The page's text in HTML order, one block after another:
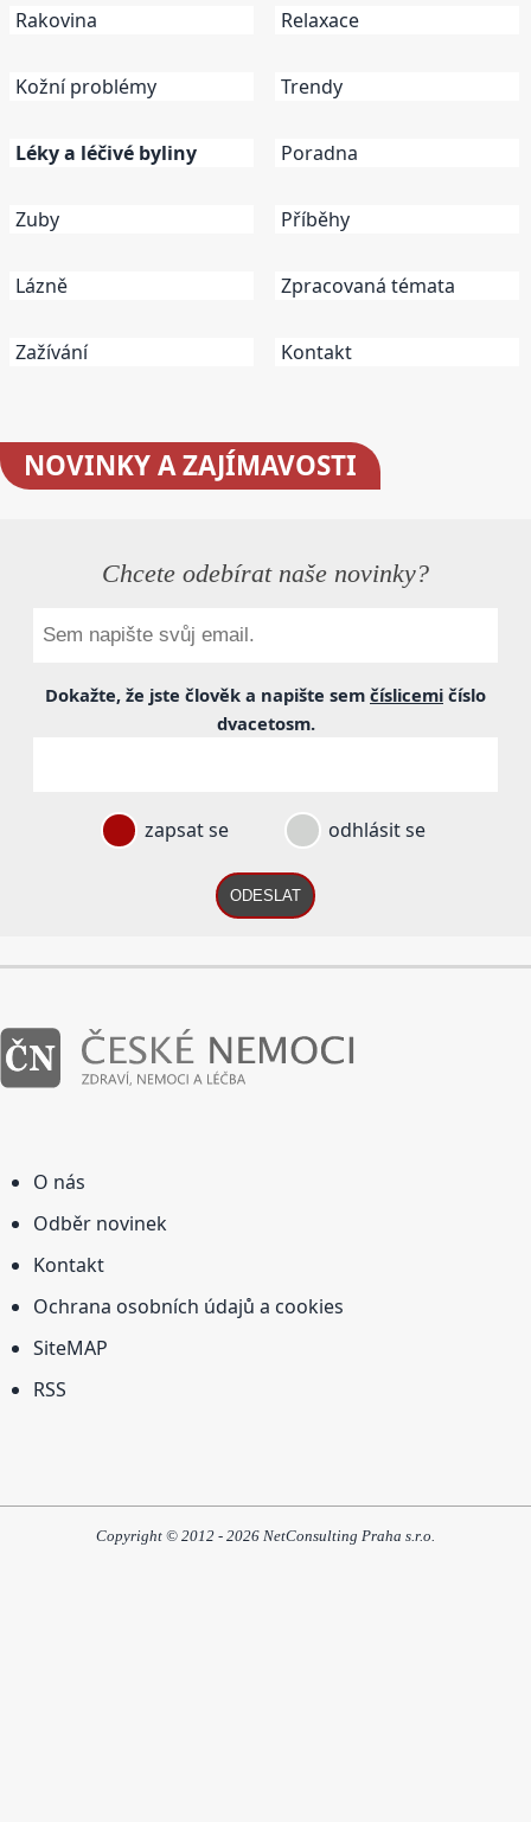
Rakovina
Kožní problémy
Léky a léčivé byliny
Zuby
Lázně
Zažívání
Relaxace
Trendy
Poradna
Příběhy
Zpracovaná témata
Kontakt
NOVINKYA ZAJÍMAVOSTI
Chcete odebírat naše novinky?
Dokažte, že jste člověk a napište sem číslicemi číslo
dvacetosm.
zapsat se odhlásit se
ODESLAT
O nás
Odběr novinek
Kontakt
Ochrana osobních údajů a cookies
SiteMAP
RSS
Copyright © 2012 - 2026 NetConsulting Praha s.r.o.